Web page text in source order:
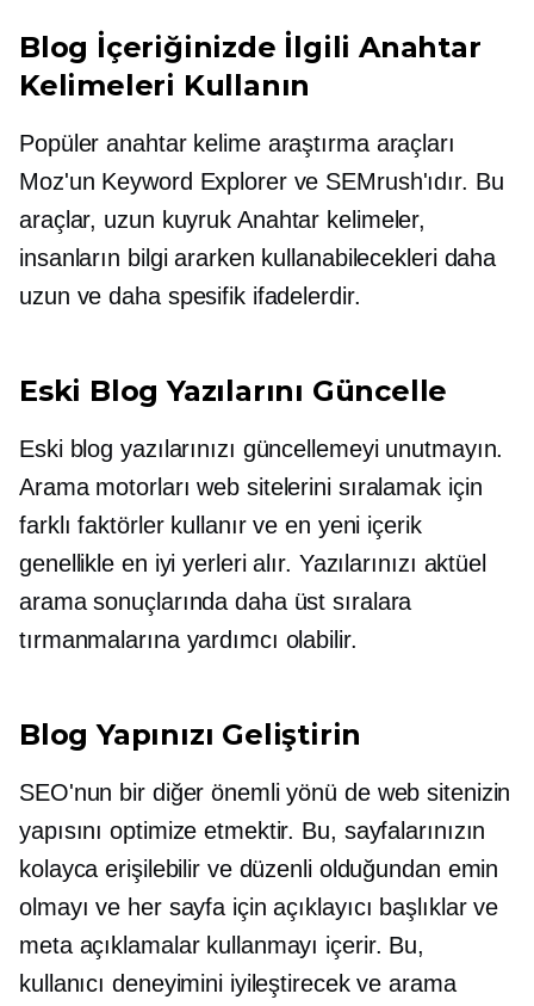
Blog İçeriğinizde İlgili Anahtar
Kelimeleri Kullanın
Popüler anahtar kelime araştırma araçları
Moz'un Keyword Explorer ve SEMrush'ıdır. Bu
araçlar, uzun kuyruk Anahtar kelimeler,
insanların bilgi ararken kullanabilecekleri daha
uzun ve daha spesifik ifadelerdir.
Eski Blog Yazılarını Güncelle
Eski blog yazılarınızı güncellemeyi unutmayın.
Arama motorları web sitelerini sıralamak için
farklı faktörler kullanır ve en yeni içerik
genellikle en iyi yerleri alır. Yazılarınızı aktüel
arama sonuçlarında daha üst sıralara
tırmanmalarına yardımcı olabilir.
Blog Yapınızı Geliştirin
SEO'nun bir diğer önemli yönü de web sitenizin
yapısını optimize etmektir. Bu, sayfalarınızın
kolayca erişilebilir ve düzenli olduğundan emin
olmayı ve her sayfa için açıklayıcı başlıklar ve
meta açıklamalar kullanmayı içerir. Bu,
kullanıcı deneyimini iyileştirecek ve arama